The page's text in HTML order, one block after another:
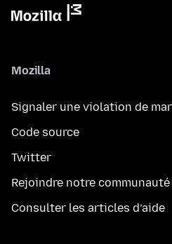
Mozilla
Signaler une violation de
Code source
Twitter
Rejoindre notre communauté
Consulter les articles d’aide